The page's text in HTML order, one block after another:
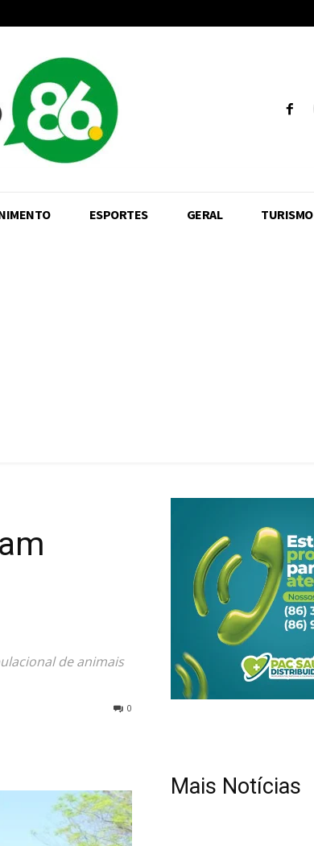
ESPORTES GERAL TURISMO
de animais
0
Mais Notícias